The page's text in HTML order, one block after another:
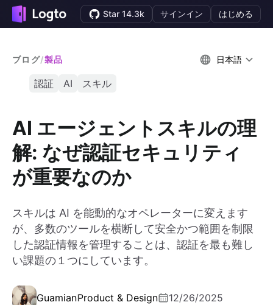
Star 14.3k サインイン はじめる
ブログ/製品 日本語
認証 AI スキル
AI エージェントスキルの理
解: なぜ認証セキュリティ
が重要なのか
スキルは AI を能動的なオペレーターに変えます
が、多数のツールを横断して安全かつ範囲を制限
した認証情報を管理することは、認証を最も難し
い課題の１つにしています。
GuamianProduct & Design 12/26/2025